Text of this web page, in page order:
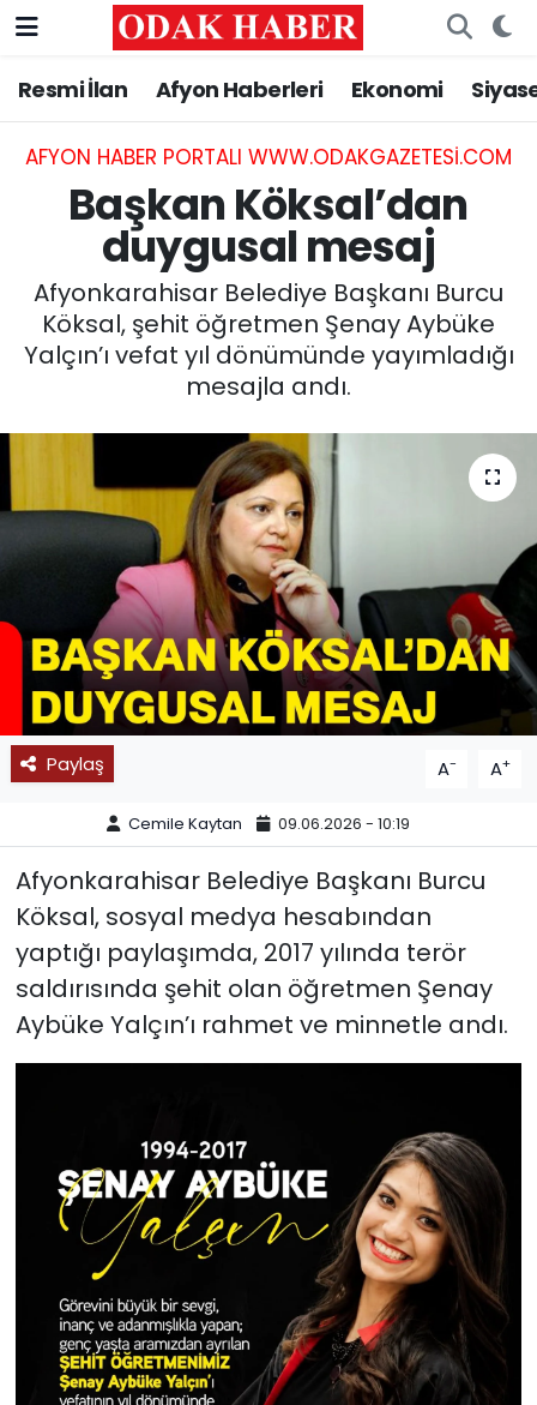
Resmi İlan Afyon Haberleri Ekonomi
AFYON HABER PORTALI WWW.ODAKGAZETESI.COM
Başkan Köksal’dan
duygusal mesaj
Afyonkarahisar Belediye Başkanı Burcu
Köksal, şehit öğretmen Şenay Aybüke
Yalçın’ı vefat yıl dönümünde yayımladığı
mesajla andı.
Paylaş A- A+
Cemile Kaytan 09.06.2026 - 10:19
Afyonkarahisar Belediye Başkanı Burcu
Köksal, sosyal medya hesabından
yaptığı paylaşımda, 2017 yılında terör
saldırısında şehit olan öğretmen Şenay
Aybüke Yalçın’ı rahmet ve minnetle andı.
AFYONKARAHİSAR HABERLERİ
Resmi İlan
ASAYİŞ
SİYASET
SAĞLIK
SPOR
11:11 MANŞET
Nöbetçi Eczaneler
Hava Durumu
Trafik Durumu
Süper Lig Puan Durumu ve Fikstür
Tüm Manşetler
Son Dakika Haberleri